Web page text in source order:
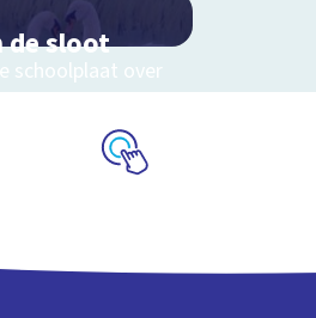
de sloot
schoolplaat over